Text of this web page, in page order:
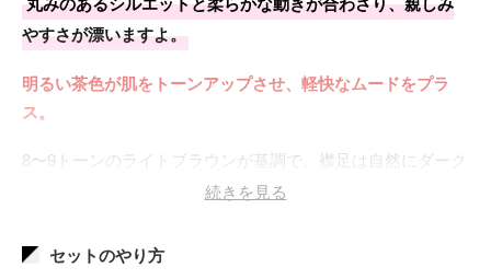
やすさが漂いますよ。
明るい茶色が肌をトーンアップさせ、軽快なムードをプラ
ス。
8〜9トーンのライトブラウンが基調で、襟足は自然にダーク
ブラウンへ移るグラデーションです。
した。
続きを見る
セットのやり方